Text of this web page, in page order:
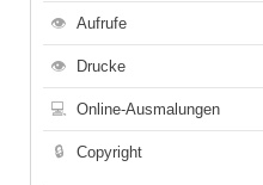
👁 Aufrufe
👁 Drucke
💻 Online-Ausmalungen
🔒 Copyright